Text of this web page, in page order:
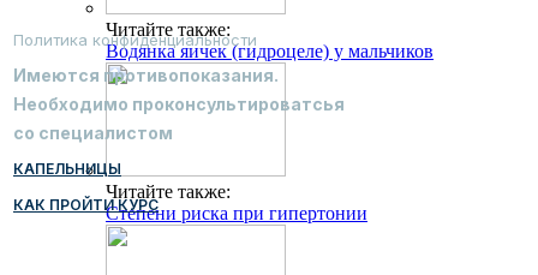
Читайте также:
Водянка яичек (гидроцеле) у мальчиков
Читайте также:
Степени риска при гипертонии
Политика конфиденциальности
Имеются противопоказания.
Необходимо проконсультироватсья
со специалистом
КАПЕЛЬНИЦЫ
КАК ПРОЙТИ КУРС